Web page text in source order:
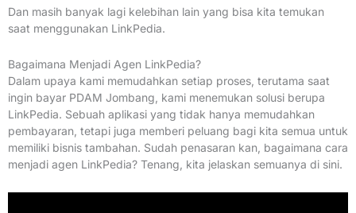
Dan masih banyak lagi kelebihan lain yang bisa kita temukan
saat menggunakan LinkPedia.
Bagaimana Menjadi Agen LinkPedia?
Dalam upaya kami memudahkan setiap proses, terutama saat
ingin bayar PDAM Jombang, kami menemukan solusi berupa
LinkPedia. Sebuah aplikasi yang tidak hanya memudahkan
pembayaran, tetapi juga memberi peluang bagi kita semua untuk
memiliki bisnis tambahan. Sudah penasaran kan, bagaimana cara
menjadi agen LinkPedia? Tenang, kita jelaskan semuanya di sini.